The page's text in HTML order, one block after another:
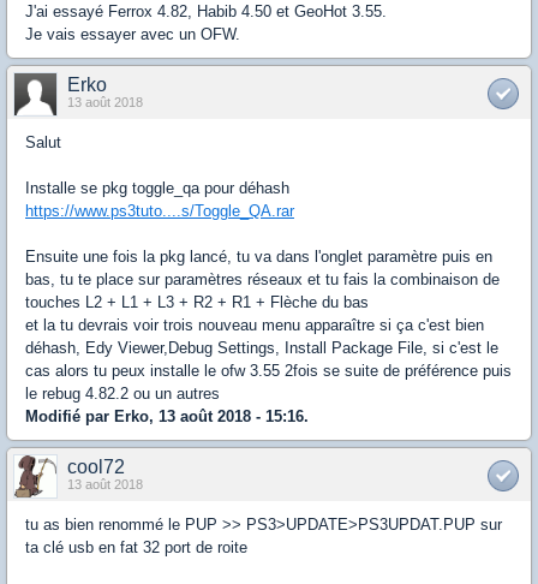
J'ai essayé Ferrox 4.82, Habib 4.50 et GeoHot 3.55.
Je vais essayer avec un OFW.
Erko
13 août 2018
Salut
Installe se pkg toggle_qa pour déhash
https://www.ps3tuto....s/Toggle_QA.rar
Ensuite une fois la pkg lancé, tu va dans l'onglet paramètre puis en
bas, tu te place sur paramètres réseaux et tu fais la combinaison de
touches L2 + L1 + L3 + R2 + R1 + Flèche du bas
et la tu devrais voir trois nouveau menu apparaître si ça c'est bien
déhash, Edy Viewer,Debug Settings, Install Package File, si c'est le
cas alors tu peux installe le ofw 3.55 2fois se suite de préférence puis
le rebug 4.82.2 ou un autres
Modifié par Erko, 13 août 2018 - 15:16.
cool72
13 août 2018
tu as bien renommé le PUP >> PS3>UPDATE>PS3UPDAT.PUP sur
ta clé usb en fat 32 port de roite